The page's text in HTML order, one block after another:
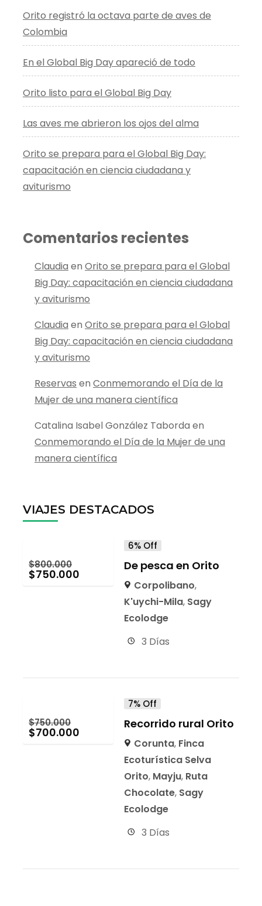
Orito registró la octava parte de aves de
Colombia
En el Global Big Day apareció de todo
Orito listo para el Global Big Day
Las aves me abrieron los ojos del alma
Orito se prepara para el Global Big Day:
capacitación en ciencia ciudadana y
aviturismo
Comentarios recientes
Claudia en Orito se prepara para el Global
Big Day: capacitación en ciencia ciudadana
y aviturismo
Claudia en Orito se prepara para el Global
Big Day: capacitación en ciencia ciudadana
y aviturismo
Reservas en Conmemorando el Día de la
Mujer de una manera científica
Catalina Isabel González Taborda en
Conmemorando el Día de la Mujer de una
manera científica
VIAJES DESTACADOS
$800.000
$750.000
6% Off
De pesca en Orito
Corpolibano,
K'uychi-Mila, Sagy
Ecolodge
3 Días
$750.000
$700.000
7% Off
Recorrido rural Orito
Corunta, Finca
Ecoturística Selva
Orito, Mayju, Ruta
Chocolate, Sagy
Ecolodge
3 Días